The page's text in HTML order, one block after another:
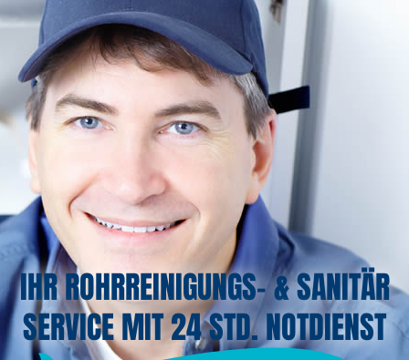
IHR ROHRREINIGUNGS- & SANITÄR
SERVICE MIT 24 STD. NOTDIENST